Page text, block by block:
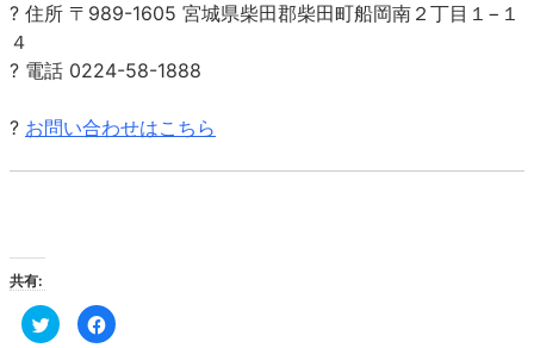
? 住所 〒989-1605 宮城県柴田郡柴田町船岡南２丁目１−１
４
? 電話 0224-58-1888
? お問い合わせはこちら
共有:
ク
リ
Facebook
で